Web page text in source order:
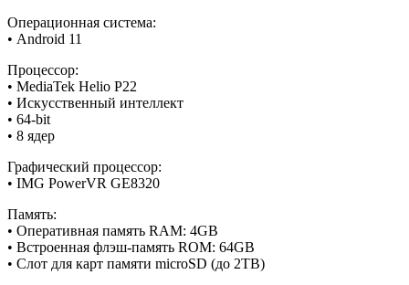
Операционная система:
• Android 11
Процессор:
• MediaTek Helio P22
• Искусственный интеллект
• 64-bit
• 8 ядер
Графический процессор:
• IMG PowerVR GE8320
Память:
• Оперативная память RAM: 4GB
• Встроенная флэш-память ROM: 64GB
• Слот для карт памяти microSD (до 2TB)